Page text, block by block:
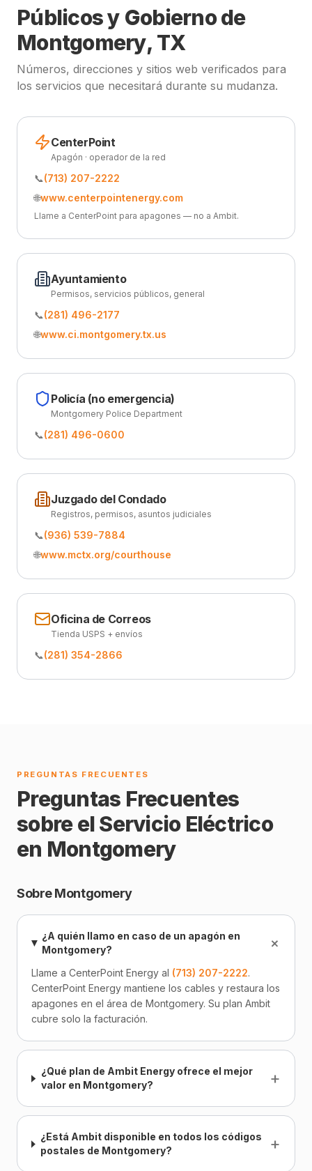
Públicos y Gobierno de
Montgomery, TX
Números, direcciones y sitios web verificados para
los servicios que necesitará durante su mudanza.
CenterPoint
Apagón · operador de la red
📞(713) 207-2222
🌐www.centerpointenergy.com
Llame a CenterPoint para apagones — no a Ambit.
Ayuntamiento
Permisos, servicios públicos, general
📞(281) 496-2177
🌐www.ci.montgomery.tx.us
Policía (no emergencia)
Montgomery Police Department
📞(281) 496-0600
Juzgado del Condado
Registros, permisos, asuntos judiciales
📞(936) 539-7884
🌐www.mctx.org/courthouse
Oficina de Correos
Tienda USPS + envíos
📞(281) 354-2866
PREGUNTAS FRECUENTES
Preguntas Frecuentes
sobre el Servicio Eléctrico
en Montgomery
Sobre Montgomery
¿A quién llamo en caso de un apagón en
Montgomery?
+
Llame a CenterPoint Energy al (713) 207-2222.
CenterPoint Energy mantiene los cables y restaura los
apagones en el área de Montgomery. Su plan Ambit
cubre solo la facturación.
¿Qué plan de Ambit Energy ofrece el mejor
valor en Montgomery?
+
¿Está Ambit disponible en todos los códigos
postales de Montgomery?
+